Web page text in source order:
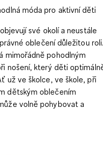
móda pro aktivní děti
své okolí a neustále
oblečení důležitou
mimořádně pohodlným
nošení, který děti
už ve školce, ve škole, při
dětským oblečením
volně pohybovat a